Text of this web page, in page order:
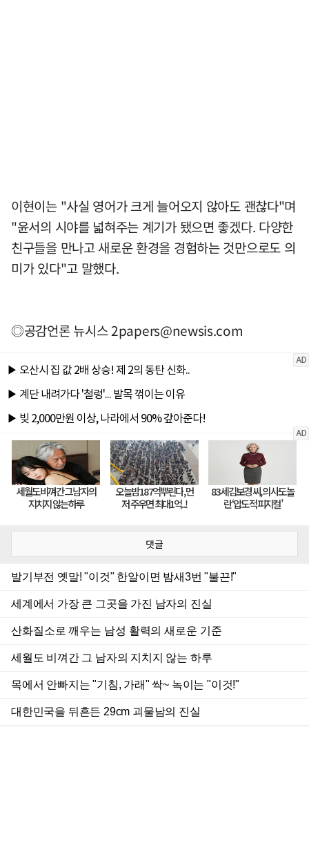
이현이는 "사실 영어가 크게 늘어오지 않아도 괜찮다"며
"윤서의 시야를 넓혀주는 계기가 됐으면 좋겠다. 다양한
친구들을 만나고 새로운 환경을 경험하는 것만으로도 의
미가 있다"고 말했다.
◎공감언론 뉴시스2papers@newsis.com
댓글